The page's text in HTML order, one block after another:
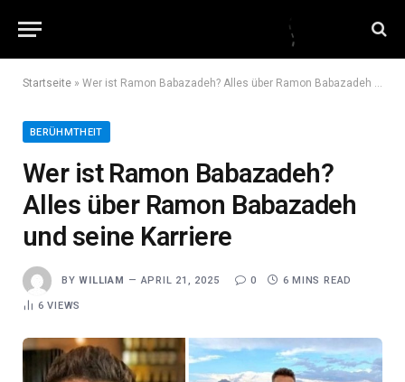
Startseite » Wer ist Ramon Babazadeh? Alles über Ramon Babazadeh und seine Karriere
BERÜHMTHEIT
Wer ist Ramon Babazadeh?
Alles über Ramon Babazadeh
und seine Karriere
BY WILLIAM APRIL 21, 2025 0 6 MINS READ
6VIEWS